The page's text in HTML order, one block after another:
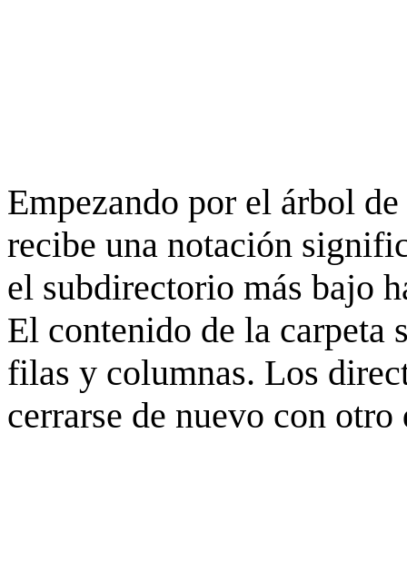
Empezando por el árbol
recibe una notación
el subdirectorio más bajo
El contenido de la carpeta
filas y columnas. Los
cerrarse de nuevo con